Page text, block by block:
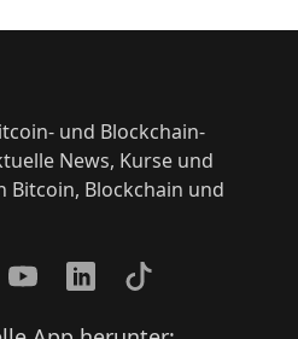
und Blockchain-
News, Kurse und
Bitcoin, Blockchain und
YouTubeLinkedInTikTok